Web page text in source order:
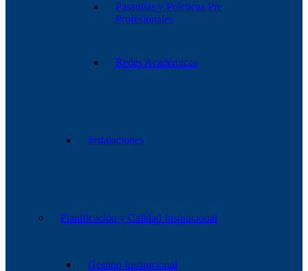
Pasantías y Prácticas Pre
Profesionales
Redes Académicas
Instalaciones
Planificación y Calidad Institucional
Gestión Institucional